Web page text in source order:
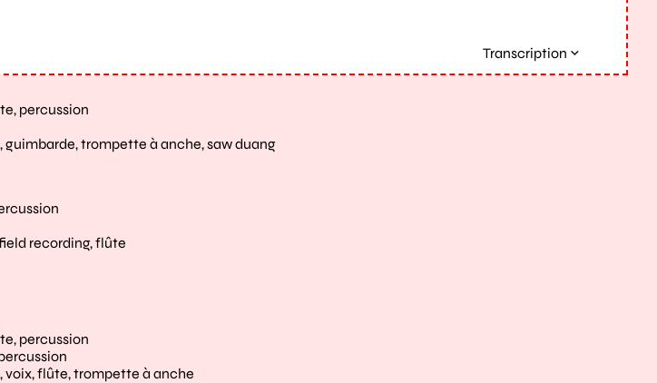
Transcription
percussion
guimbarde, trompette à anche, saw duang
recording, flûte
percussion
voix, flûte, trompette à anche